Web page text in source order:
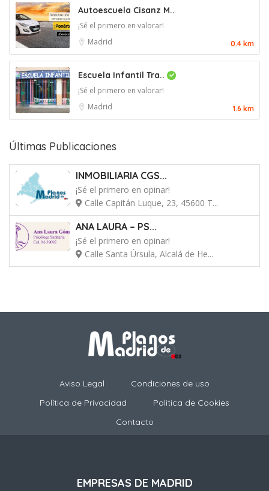
Autoescuela Cisanz M..
¡Sé el primero en valorar!
Madrid
0.4 km
Escuela Infantil Tra..
¡Sé el primero en valorar!
Madrid
1.6 km
Últimas Publicaciones
INMOBILIARIA CGS...
¡Sé el primero en opinar!
Calle Capitán Luque, 23, 45600 T...
ANA LAURA – PS...
¡Sé el primero en opinar!
Calle Santa Úrsula, Alcalá de He...
Aviso Legal
Condiciones de uso
Política de Privacidad
Politica de Cookies
Contacto
EMPRESAS DE MADRID